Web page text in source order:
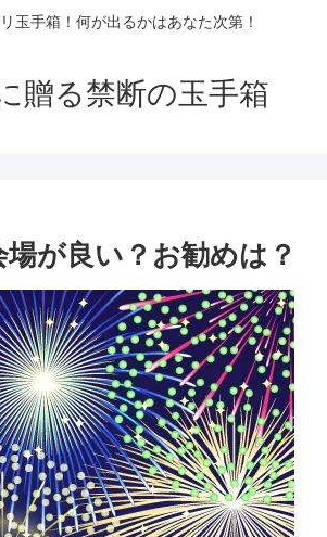
玉手箱！何が出るかはあなた次第！
贈る禁断の玉手箱
が良い？お勧めは？